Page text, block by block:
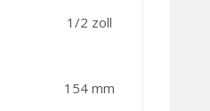
1/2 zoll
154 mm